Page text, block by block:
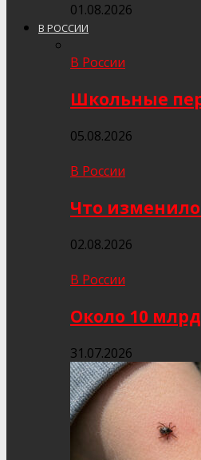
01.08.2026
В РОССИИ
В России
Школьные
05.08.2026
В России
Что
02.08.2026
В России
Около 10
31.07.2026